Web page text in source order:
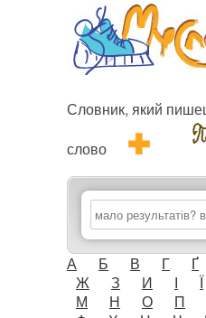
Словник, який
слово
А Б В Г Ґ
Ж
З И І Ї
М
Н О П